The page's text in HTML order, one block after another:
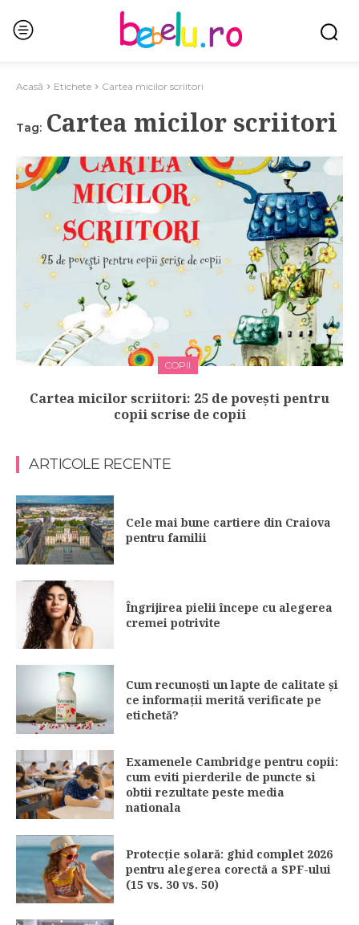
Acasă Etichete Cartea micilor scriitori
Tag: Cartea micilor scriitori
COPII
Cartea micilor scriitori: 25 de povești pentru
copii scrise de copii
ARTICOLE RECENTE
Cele mai bune cartiere din Craiova
pentru familii
Îngrijirea pielii începe cu alegerea
cremei potrivite
Cum recunoști un lapte de calitate și
ce informații merită verificate pe
etichetă?
Examenele Cambridge pentru copii:
cum eviti pierderile de puncte si
obtii rezultate peste media
nationala
Protecție solară: ghid complet 2026
pentru alegerea corectă a SPF-ului
(15 vs. 30 vs. 50)